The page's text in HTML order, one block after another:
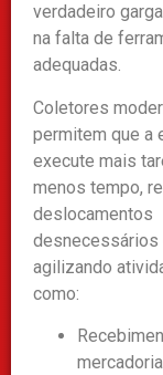
verdadeiro
na falta de
adequadas.
Coletores
permitem que a
execute mais
menos tempo,
deslocamentos
desnecessários
agilizando
como: